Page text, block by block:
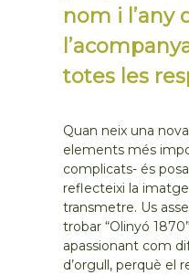
nom i l’any
totes les
Quan neix una
elements més
complicats- és
reflecteixi la
transmetre. Us
trobar “Olinyó
apassionant com
d’orgull, perquè el